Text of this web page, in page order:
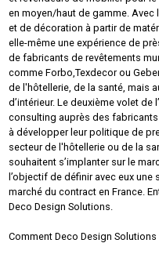
en moyen/haut de gamme. Avec
et de décoration à partir de
elle-même une expérience de
de fabricants de revêtements
comme Forbo,Texdecor ou
de l'hôtellerie, de la santé, mais
d’intérieur. Le deuxième volet de
consulting auprès des
à développer leur politique de
secteur de l'hôtellerie ou de la
souhaitent s’implanter sur le
l’objectif de définir avec eux
marché du contract en France.
Deco Design Solutions.
Comment Deco Design